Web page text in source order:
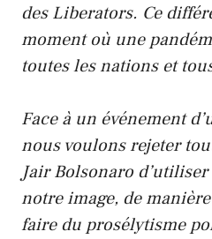
des Liberators. Ce
moment où une
toutes les nations et
Face à un événement
nous voulons rejeter
Jair Bolsonaro
notre image, de
faire du prosélytisme